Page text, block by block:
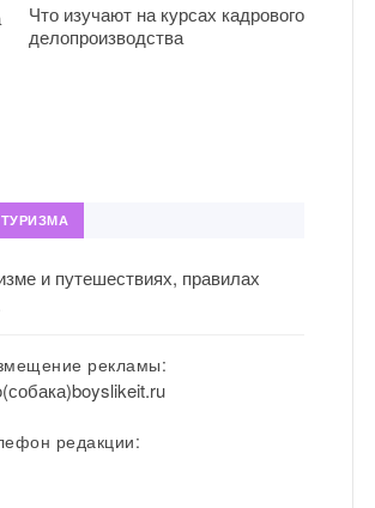
Что изучают на курсах кадрового
делопроизводства
и путешествиях, правилах
рекламы:
редакции: